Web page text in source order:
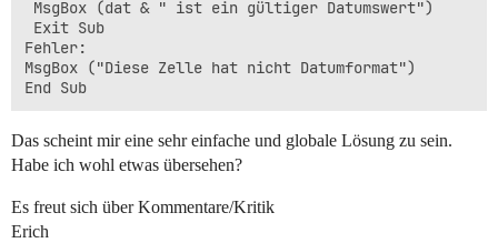
MsgBox (dat & " ist ein gültiger Datumswert")
Exit Sub
Fehler:
MsgBox ("Diese Zelle hat nicht Datumformat")
Das scheint mir eine sehr einfache und globale Lösung zu sein.
Habe ich wohl etwas übersehen?
Es freut sich über Kommentare/Kritik
Erich